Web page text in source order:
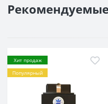
Хит продаж
Популярный